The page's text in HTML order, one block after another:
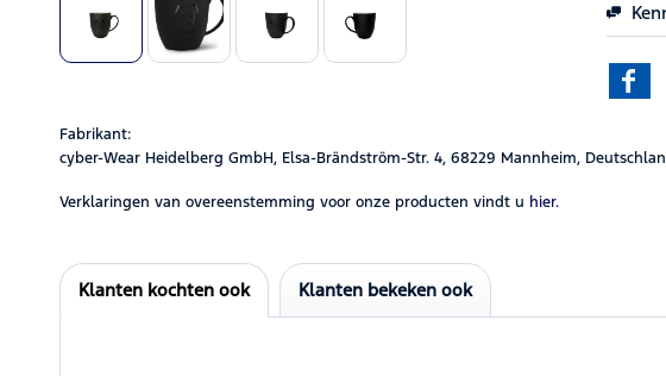
Fabrikant:
cyber-Wear Heidelberg GmbH, Elsa-Brändström-Str. 4, 68229 Mannheim,
Verklaringen van overeenstemming voor onze producten vindt u hier.
Klanten kochten ook Klanten bekeken ook